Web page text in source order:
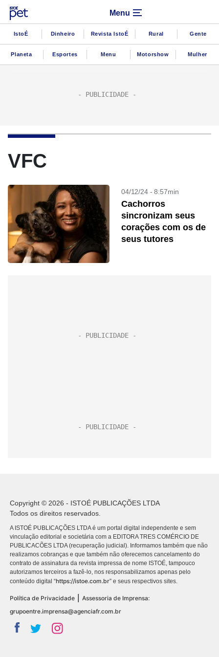
Menu
IstoÉ Dinheiro Revista IstoÉ Rural Gente
Planeta Esportes Menu Motorshow Mulher
VFC
04/12/24 - 8:57min
Cachorros
sincronizam seus
corações com os de
seus tutores
Copyright © 2026 - ISTOÉ PUBLICAÇÕES LTDA
Todos os direitos reservados.
A ISTOÉ PUBLICAÇÕES LTDA é um portal digital independente e sem
vinculação editorial e societária com a EDITORA TRES COMÉRCIO DE
PUBLICACÕES LTDA (recuperação judicial). Informamos também que não
realizamos cobranças e que também não oferecemos cancelamento do
contrato de assinatura da revista impressa de nome ISTOÉ, tampouco
autorizamos terceiros a fazê-lo, nos responsabilizamos apenas pelo
conteúdo digital “https://istoe.com.br” e seus respectivos sites.
Política de Privacidade
Assessoria de Imprensa:
grupoentre.imprensa@agenciafr.com.br